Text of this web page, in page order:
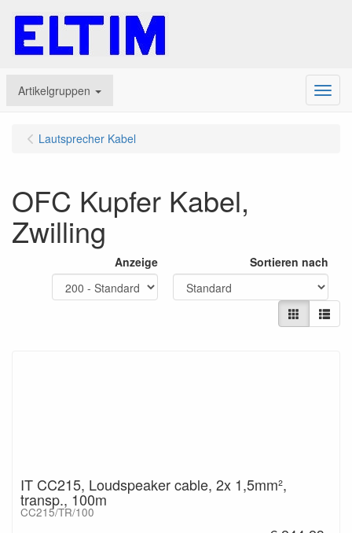
Artikelgruppen Menu
Lautsprecher Kabel
OFC Kupfer Kabel,
Zwilling
Anzeige Sortieren nach
IT CC215, Loudspeaker cable, 2x 1,5mm²,
transp., 100m
CC215/TR/100